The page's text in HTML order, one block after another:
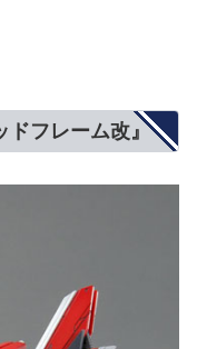
ドフレーム改』